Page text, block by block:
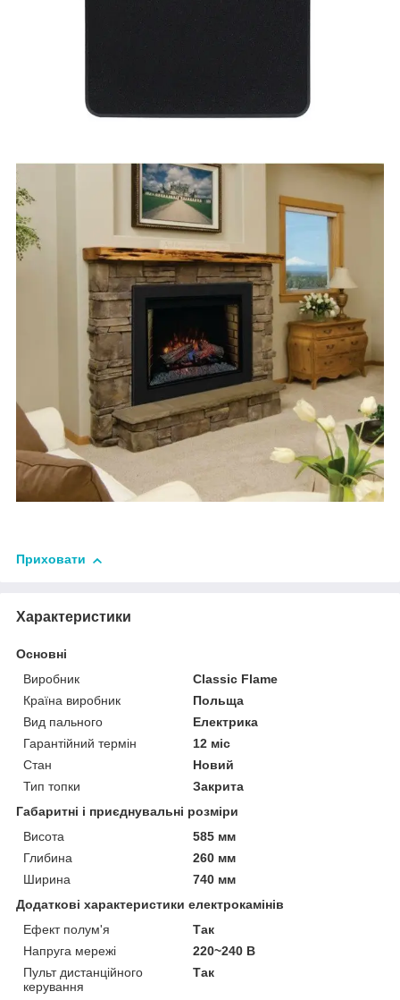
Приховати
Характеристики
Основні
Виробник
Classic Flame
Країна виробник
Польща
Вид пального
Електрика
Гарантійний термін
12 міс
Стан
Новий
Тип топки
Закрита
Габаритні і приєднувальні розміри
Висота
585 мм
Глибина
260 мм
Ширина
740 мм
Додаткові характеристики електрокамінів
Ефект полум'я
Так
Напруга мережі
220~240 В
Пульт дистанційного
керування
Так